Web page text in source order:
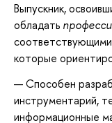
Выпускник,
обладать
которые
Способен
инструментарий,
информационные